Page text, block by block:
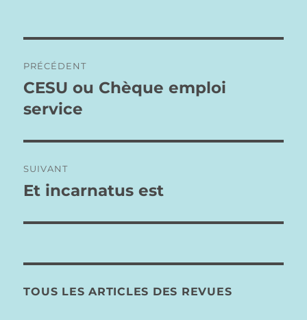
de
l’article
PRÉCÉDENT
Publication
précédente :
CESU ou Chèque emploi
service
SUIVANT
Publication
Et incarnatus est
TOUS LES ARTICLES DES REVUES